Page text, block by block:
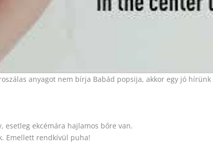
anyagot nem bírja Babád popsija, akkor egy jó hírünk
esetleg ekcémára hajlamos bőre van.
Emellett rendkívül puha!